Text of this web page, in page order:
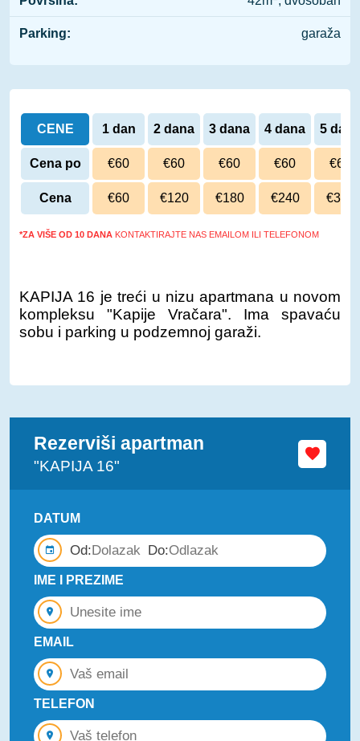
Parking: garaža
Rezerviši apartman
"KAPIJA 16"
DATUM
Od: Do:
IME I PREZIME
EMAIL
TELEFON
CENE 1 dan 2 dana 3 dana 4 dana 5 dana
Cena po
danu
€60 €60 €60 €60 €60
Cena €60 €120 €180 €240 €300
*ZA VIŠE OD 10 DANA KONTAKTIRAJTE NAS EMAILOM ILI TELEFONOM
KAPIJA 16 je treći u nizu apartmana u novom
kompleksu "Kapije Vračara". Ima spavaću
sobu i parking u podzemnoj garaži.